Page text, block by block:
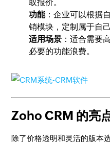
取报价。
功能：企业可以根据
销模块，定制属于自
适用场景 ：适合需要
必要的功能浪费。
Zoho CRM 的亮
除了价格透明和灵活的版本